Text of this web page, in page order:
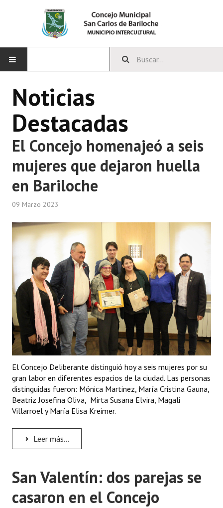
CONCEJO
Bloques Políticos
Integrantes del Concejo
Comisiones Permanentes
Comisiones Especiales
Programas
LEGISLACIÓN
Constitución Nacional
Constitución Provincial
Carta Orgánica 2007
Reglamento Interno
Organigrama
DOCUMENTOS
Noticias
Destacadas
El Concejo homenajeó a seis
mujeres que dejaron huella
en Bariloche
09 Marzo 2023
El Concejo Deliberante distinguió hoy a seis mujeres por su
gran labor en diferentes espacios de la ciudad. Las personas
distinguidas fueron: Mónica Martinez, María Cristina Gauna,
Beatriz Josefina Oliva, Mirta Susana Elvira, Magali
Villarroel y María Elisa Kreimer.
Leer más...
San Valentín: dos parejas se
casaron en el Concejo